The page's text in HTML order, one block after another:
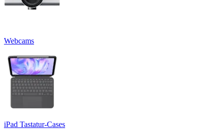
Webcams
iPad Tastatur-Cases